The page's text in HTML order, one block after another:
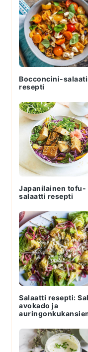
Bocconcini-
resepti
Japanilainen tofu-
salaatti resepti
Salaatti resepti:
avokado ja